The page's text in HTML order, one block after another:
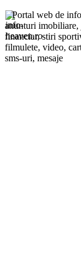
Portal web de
anunturi imobiliare,
financiar, stiri
filmulete, video,
sms-uri, mesaje